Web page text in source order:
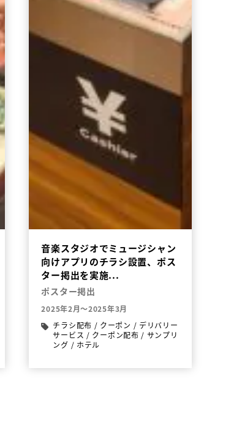
音楽スタジオでミュージシャン
向けアプリのチラシ設置、ポス
ター掲出を実施...
ポスター掲出
2025年2月～2025年3月
チラシ配布 / クーポン / デリバリー
サービス / クーポン配布 / サンプリ
ング / ホテル